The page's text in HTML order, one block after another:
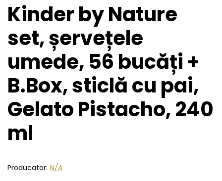
Kinder by Nature
set, șervețele
umede, 56 bucăți +
B.Box, sticlă cu pai,
Gelato Pistacho, 240
ml
Producator: N/A